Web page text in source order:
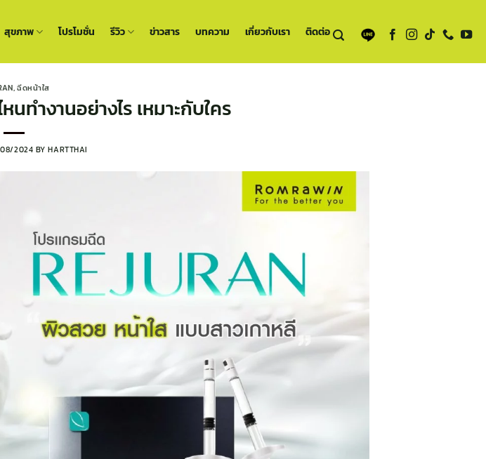
สุขภาพ โปรโมชั่น รีวิว ข่าวสาร บทความ เกี่ยวกับเรา ติดต่อ
,ฉีดหน้าใส
นทำงานอย่างไร เหมาะกับใคร
2024 BYHARTTHAI